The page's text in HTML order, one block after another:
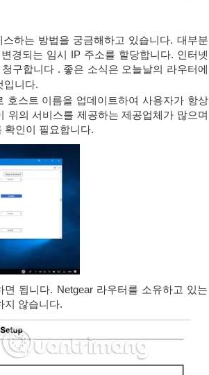
하는 방법을 궁금해하고 있습니다. 대부분
경되는 임시 IP 주소를 할당합니다. 인터넷
구합니다 . 좋은 소식은 오늘날의 라우터에
입니다.
호스트 이름을 업데이트하여 사용자가 항상
위의 서비스를 제공하는 제공업체가 많으며
확인이 필요합니다.
됩니다. Netgear 라우터를 소유하고 있는
지 않습니다.